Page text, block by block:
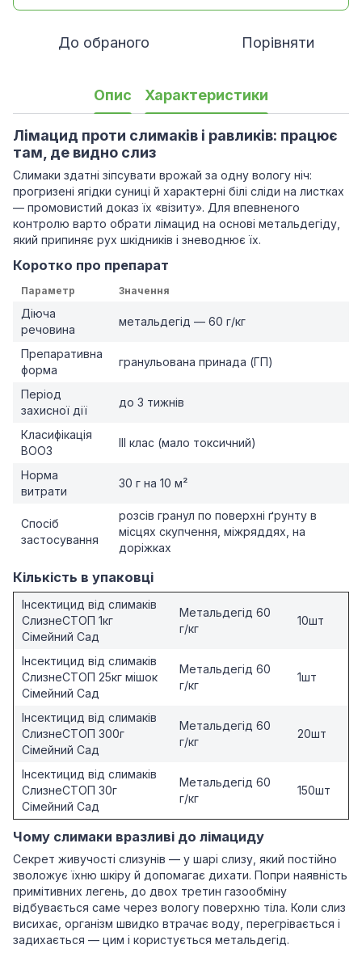
До обраного Порівняти
Опис Характеристики
Лімацид проти слимаків і равликів: працює
там, де видно слиз
Слимаки здатні зіпсувати врожай за одну вологу ніч:
прогризені ягідки суниці й характерні білі сліди на листках
— промовистий доказ їх «візиту». Для впевненого
контролю варто обрати лімацид на основі метальдегіду,
який припиняє рух шкідників і зневоднює їх.
Коротко про препарат
Параметр Значення
Діюча
речовина
метальдегід — 60 г/кг
Препаративна
форма
гранульована принада (ГП)
Період
захисної дії
до 3 тижнів
Класифікація
ВООЗ
ІІІ клас (мало токсичний)
Норма
витрати
30 г на 10 м²
Спосіб
застосування
розсів гранул по поверхні ґрунту в
місцях скупчення, міжряддях, на
доріжках
Кількість в упаковці
Інсектицид від слимаків
СлизнеСТОП 1кг
Сімейний Сад
Метальдегід 60
г/кг
10шт
Інсектицид від слимаків
СлизнеСТОП 25кг мішок
Сімейний Сад
Метальдегід 60
г/кг
1шт
Інсектицид від слимаків
СлизнеСТОП 300г
Сімейний Сад
Метальдегід 60
г/кг
20шт
Інсектицид від слимаків
СлизнеСТОП 30г
Сімейний Сад
Метальдегід 60
г/кг
150шт
Чому слимаки вразливі до лімациду
Секрет живучості слизунів — у шарі слизу, який постійно
зволожує їхню шкіру й допомагає дихати. Попри наявність
примітивних легень, до двох третин газообміну
відбувається саме через вологу поверхню тіла. Коли слиз
висихає, організм швидко втрачає воду, перегрівається і
задихається — цим і користується метальдегід.